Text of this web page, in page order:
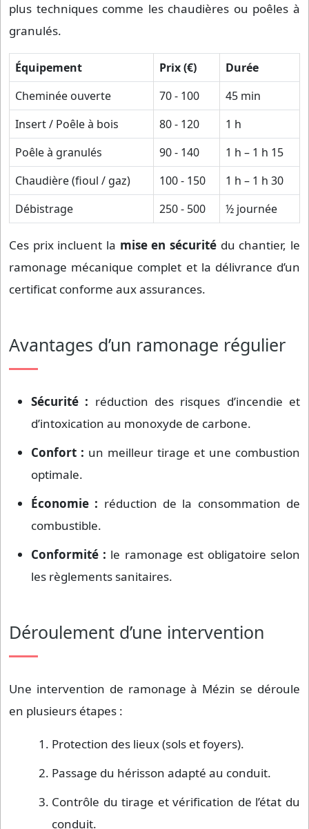
plus techniques comme les chaudières ou poêles à
granulés.
Équipement Prix (€)
Durée
Cheminée ouverte
70 - 100
45 min
Insert / Poêle à bois
80 - 120
1 h
Poêle à granulés
90 - 140
1 h – 1 h 15
Chaudière (fioul / gaz)
100 - 150
1 h – 1 h 30
Débistrage
250 - 500 ½ journée
Ces prix incluent la mise en sécurité du chantier, le
ramonage mécanique complet et la délivrance d’un
certificat conforme aux assurances.
Avantages d’un ramonage régulier
Sécurité : réduction des risques d’incendie et
d’intoxication au monoxyde de carbone.
Confort : un meilleur tirage et une combustion
optimale.
Économie : réduction de la consommation de
combustible.
Conformité : le ramonage est obligatoire selon
les règlements sanitaires.
Déroulement d’une intervention
Une intervention de ramonage à Mézin se déroule
en plusieurs étapes :
Protection des lieux (sols et foyers).
Passage du hérisson adapté au conduit.
Contrôle du tirage et vérification de l’état du
conduit.